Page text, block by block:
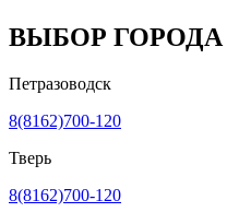
ВЫБОР ГОРОДА
Петразоводск
8(8162)700-120
Тверь
8(8162)700-120